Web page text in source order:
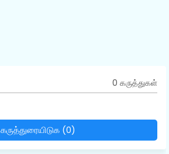
0 கருத்துகள்
கருத்துரையிடுக (0)